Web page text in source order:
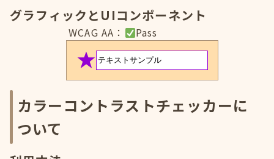
グラフィックとUIコンポーネント
WCAG AA： Pass
カラーコントラストチェッカーに
ついて